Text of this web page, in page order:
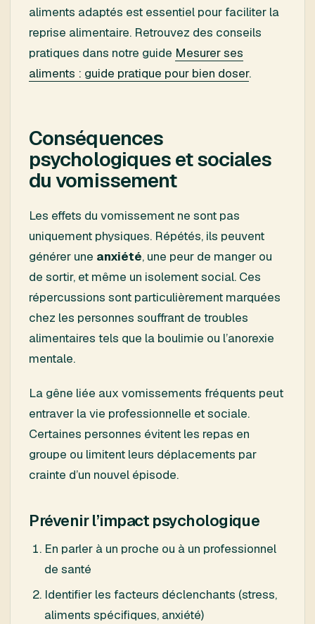
aliments adaptés est essentiel pour faciliter la
reprise alimentaire. Retrouvez des conseils
pratiques dans notre guide Mesurer ses
aliments : guide pratique pour bien doser.
Conséquences
psychologiques et sociales
du vomissement
Les effets du vomissement ne sont pas
uniquement physiques. Répétés, ils peuvent
générer une anxiété, une peur de manger ou
de sortir, et même un isolement social. Ces
répercussions sont particulièrement marquées
chez les personnes souffrant de troubles
alimentaires tels que la boulimie ou l’anorexie
mentale.
La gêne liée aux vomissements fréquents peut
entraver la vie professionnelle et sociale.
Certaines personnes évitent les repas en
groupe ou limitent leurs déplacements par
crainte d’un nouvel épisode.
Prévenir l’impact psychologique
En parler à un proche ou à un professionnel
de santé
Identifier les facteurs déclenchants (stress,
aliments spécifiques, anxiété)